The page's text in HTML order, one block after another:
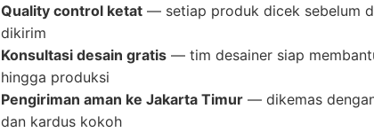
Quality control ketat — setiap produk dicek sebelum
dikirim
Konsultasi desain gratis — tim desainer siap
hingga produksi
Pengiriman aman ke Jakarta Timur — dikemas
dan kardus kokoh